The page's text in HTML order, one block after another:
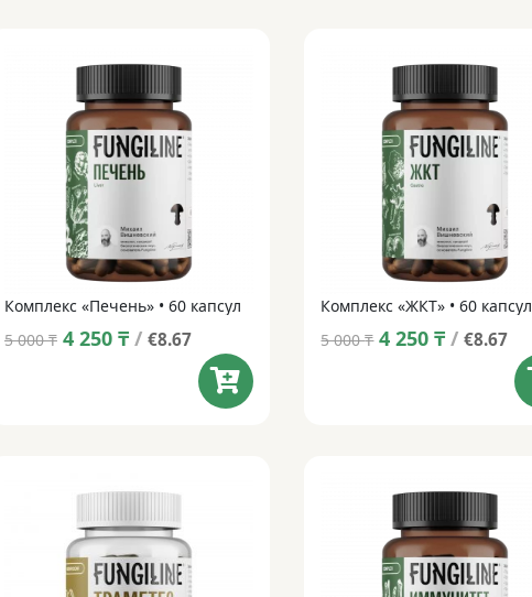
Комплекс «Печень» • 60 капсул
5 000₸ Original
4 250 ₸Current
/ €8.67
Комплекс «ЖКТ» • 60 капсул
5 000₸ Original
4 250₸Current
/ €8.67